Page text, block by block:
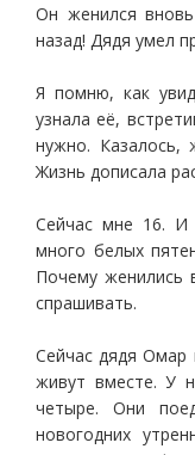
Он женился
назад! Дядя умел
Я помню, как
узнала её,
нужно. Казалось,
Жизнь дописала
Сейчас мне 16. И
много белых
Почему женились
спрашивать.
Сейчас дядя Омар
живут вместе. У
четыре. Они
новогодних